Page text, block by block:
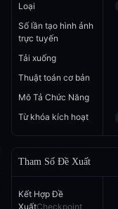
Loại
Số lần tạo hình ảnh
trực tuyến
Tải xuống
Thuật toán cơ bản
Mô Tả Chức Năng
Từ khóa kích hoạt
Tham Số Đề Xuất
Kết Hợp Đề
XuấtCheckpoint